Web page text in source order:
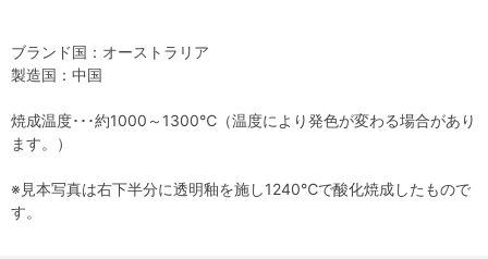
ブランド国：オーストラリア
製造国：中国
焼成温度･･･約1000～1300℃（温度により発色が変わる場合があり
ます。）
※見本写真は右下半分に透明釉を施し1240℃で酸化焼成したもので
す。